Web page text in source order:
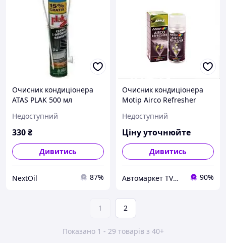
Очисник кондиціонера
ATAS PLAK 500 мл
Недоступний
330₴
Дивитись
NextOil 87%
Очисник кондиціонера
Motip Airco Refresher
Недоступний
Ціну уточнюйте
Дивитись
Автомаркет TVMusic 90%
1 2
Показано 1 - 29 товарів з 40+